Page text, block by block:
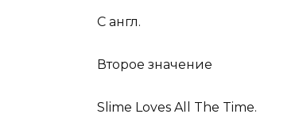
С англ.
Второе значение
Slime Loves All The Time.